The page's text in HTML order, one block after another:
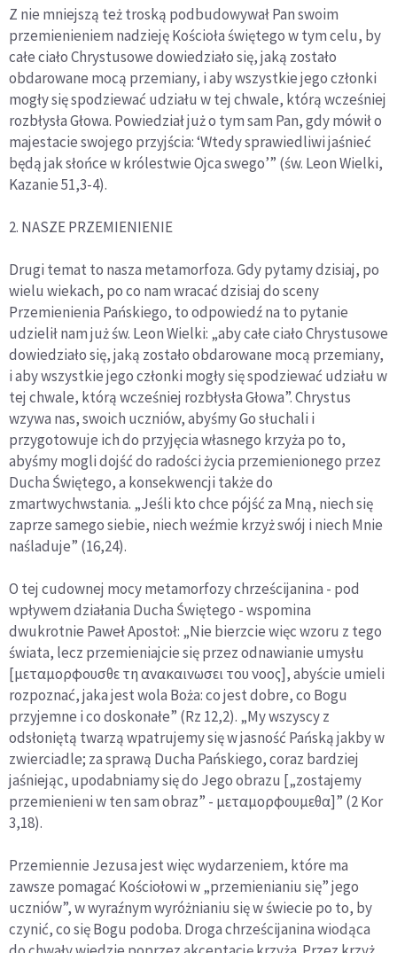
Z nie mniejszą też troską podbudowywał Pan swoim
przemienieniem nadzieję Kościoła świętego w tym celu, by
całe ciało Chrystusowe dowiedziało się, jaką zostało
obdarowane mocą przemiany, i aby wszystkie jego członki
mogły się spodziewać udziału w tej chwale, którą wcześniej
rozbłysła Głowa. Powiedział już o tym sam Pan, gdy mówił o
majestacie swojego przyjścia: ‘Wtedy sprawiedliwi jaśnieć
będą jak słońce w królestwie Ojca swego’” (św. Leon Wielki,
Kazanie 51,3-4).
2. NASZE PRZEMIENIENIE
Drugi temat to nasza metamorfoza. Gdy pytamy dzisiaj, po
wielu wiekach, po co nam wracać dzisiaj do sceny
Przemienienia Pańskiego, to odpowiedź na to pytanie
udzielił nam już św. Leon Wielki: „aby całe ciało Chrystusowe
dowiedziało się, jaką zostało obdarowane mocą przemiany,
i aby wszystkie jego członki mogły się spodziewać udziału w
tej chwale, którą wcześniej rozbłysła Głowa”. Chrystus
wzywa nas, swoich uczniów, abyśmy Go słuchali i
przygotowuje ich do przyjęcia własnego krzyża po to,
abyśmy mogli dojść do radości życia przemienionego przez
Ducha Świętego, a konsekwencji także do
zmartwychwstania. „Jeśli kto chce pójść za Mną, niech się
zaprze samego siebie, niech weźmie krzyż swój i niech Mnie
naśladuje” (16,24).
O tej cudownej mocy metamorfozy chrześcijanina - pod
wpływem działania Ducha Świętego - wspomina
dwukrotnie Paweł Apostoł: „Nie bierzcie więc wzoru z tego
świata, lecz przemieniajcie się przez odnawianie umysłu
[μεταμορφουσθε τη ανακαινωσει του νοος], abyście umieli
rozpoznać, jaka jest wola Boża: co jest dobre, co Bogu
przyjemne i co doskonałe” (Rz 12,2). „My wszyscy z
odsłoniętą twarzą wpatrujemy się w jasność Pańską jakby w
zwierciadle; za sprawą Ducha Pańskiego, coraz bardziej
jaśniejąc, upodabniamy się do Jego obrazu [„zostajemy
przemienieni w ten sam obraz” - μεταμορφουμεθα]” (2 Kor
3,18).
Przemiennie Jezusa jest więc wydarzeniem, które ma
zawsze pomagać Kościołowi w „przemienianiu się” jego
uczniów”, w wyraźnym wyróżnianiu się w świecie po to, by
czynić, co się Bogu podoba. Droga chrześcijanina wiodąca